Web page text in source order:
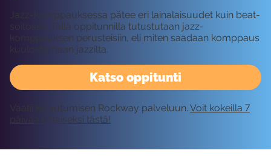
Katso oppitunti
Jazz-komppauksessa pätee eri lainalaisuudet kuin beat-
soitossa. Tällä oppitunnilla tutustutaan jazz-
komppauksen perusteisiin, eli miten saadaan komppaus
kuulostamaan jazzilta.
Vaatii kirjautumisen Rockway palveluun. Voit kokeilla 7
päivää ilmaiseksi tästä!